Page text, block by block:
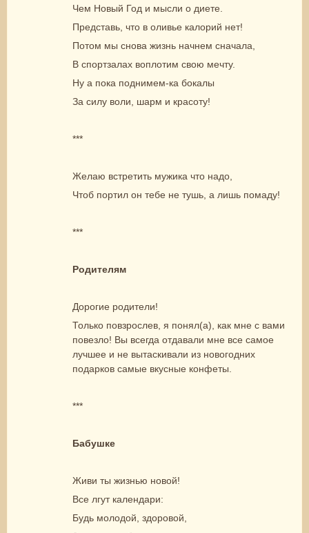
Чем Новый Год и мысли о диете.
Представь, что в оливье калорий нет!
Потом мы снова жизнь начнем сначала,
В спортзалах воплотим свою мечту.
Ну а пока поднимем-ка бокалы
За силу воли, шарм и красоту!
***
Желаю встретить мужика что надо,
Чтоб портил он тебе не тушь, а лишь помаду!
***
Родителям
Дорогие родители!
Только повзрослев, я понял(а), как мне с вами
повезло! Вы всегда отдавали мне все самое
лучшее и не вытаскивали из новогодних
подарков самые вкусные конфеты.
***
Бабушке
Живи ты жизнью новой!
Все лгут календари:
Будь молодой, здоровой,